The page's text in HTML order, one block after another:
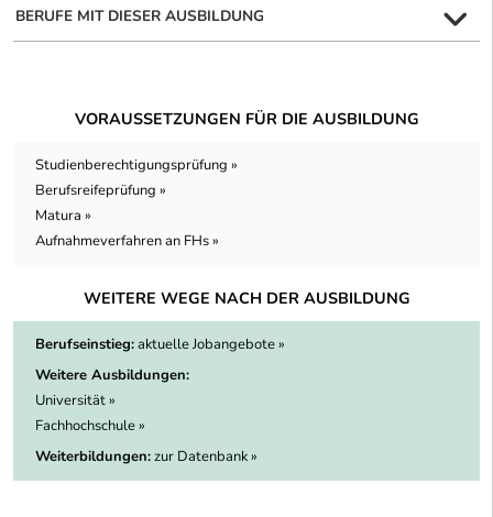
BERUFE MIT DIESER AUSBILDUNG
VORAUSSETZUNGEN FÜR DIE AUSBILDUNG
Studienberechtigungsprüfung »
Berufsreifeprüfung »
Matura »
Aufnahmeverfahren an FHs »
WEITERE WEGE NACH DER AUSBILDUNG
Berufseinstieg:aktuelle Jobangebote »
Weitere Ausbildungen:
Universität »
Fachhochschule »
Weiterbildungen:zur Datenbank »